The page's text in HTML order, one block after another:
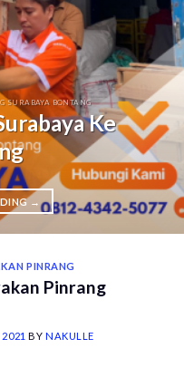
SURABAYA BONTANG
Ke
→
PINRANG
Pinrang
2021 BY NAKULLE